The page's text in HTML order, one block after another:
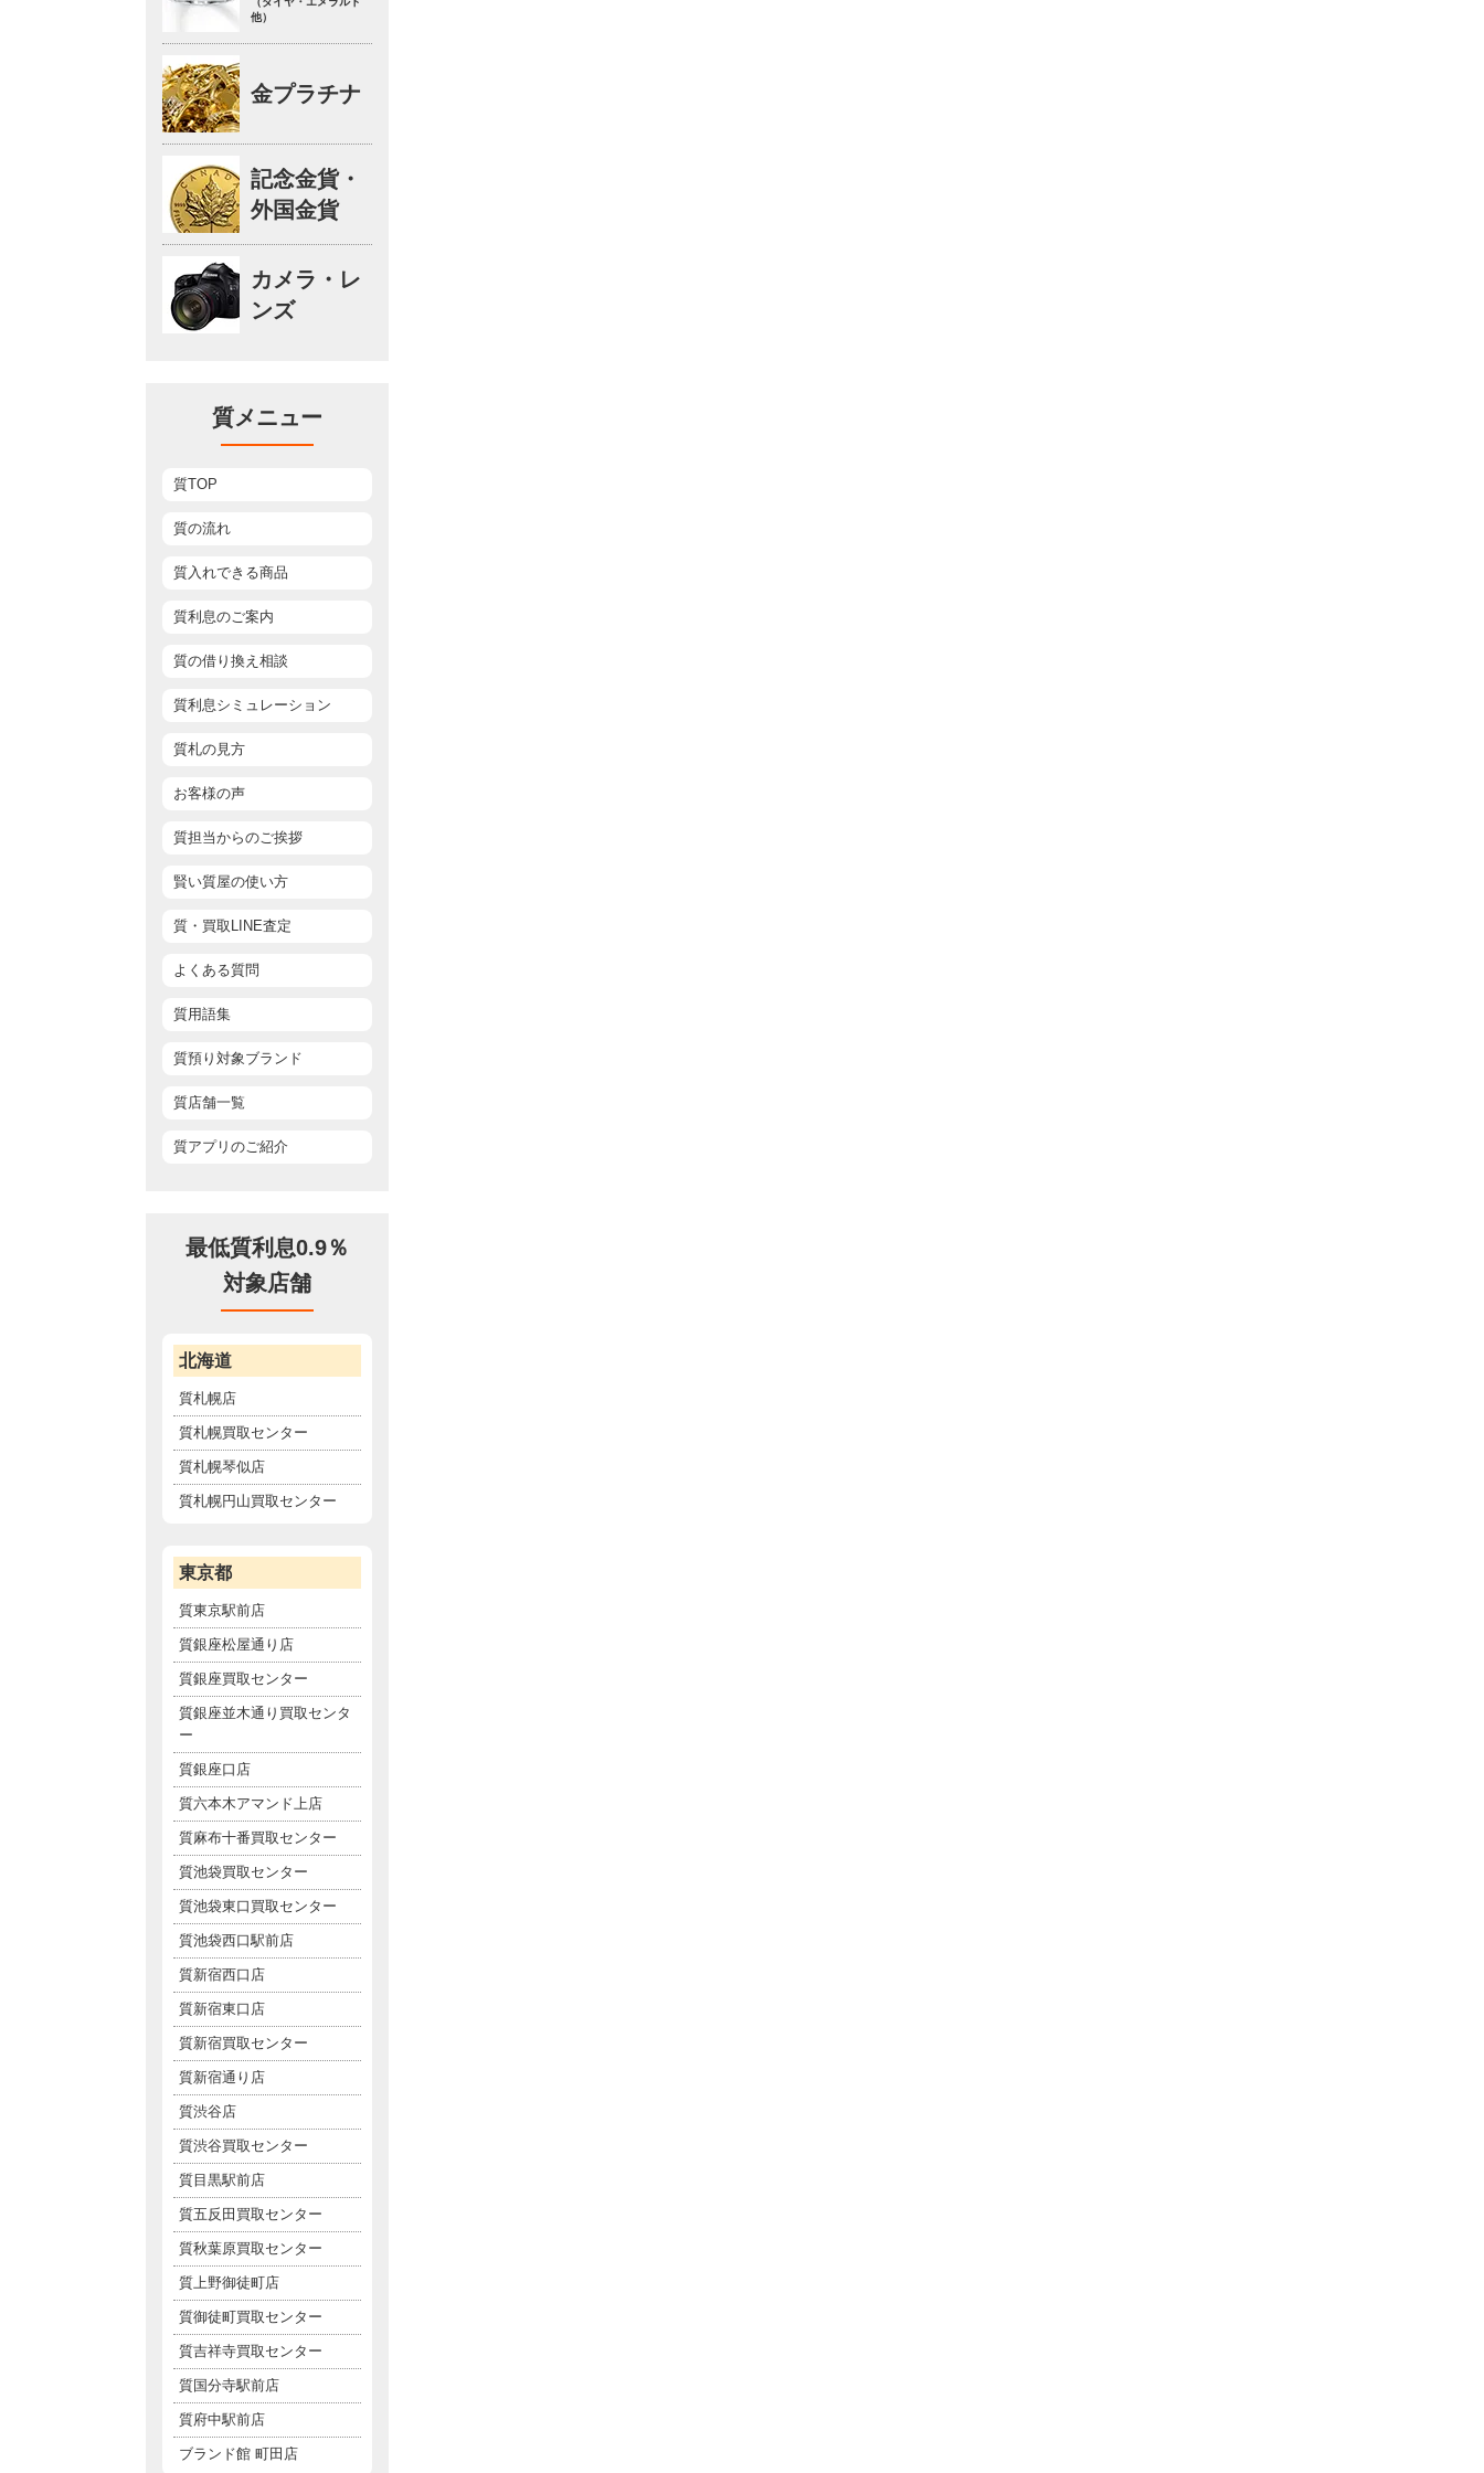
他）
金プラチナ
記念金貨・
外国金貨
カメラ・レ
ンズ
質メニュー
質TOP
質の流れ
質入れできる商品
質利息のご案内
質の借り換え相談
質利息シミュレーション
質札の見方
お客様の声
質担当からのご挨拶
賢い質屋の使い方
質・買取LINE査定
よくある質問
質用語集
質預り対象ブランド
質店舗一覧
質アプリのご紹介
最低質利息0.9％
対象店舗
北海道
質札幌店
質札幌買取センター
質札幌琴似店
質札幌円山買取センター
東京都
質東京駅前店
質銀座松屋通り店
質銀座買取センター
質銀座並木通り買取センタ
ー
質銀座口店
質六本木アマンド上店
質麻布十番買取センター
質池袋買取センター
質池袋東口買取センター
質池袋西口駅前店
質新宿西口店
質新宿東口店
質新宿買取センター
質新宿通り店
質渋谷店
質渋谷買取センター
質目黒駅前店
質五反田買取センター
質秋葉原買取センター
質上野御徒町店
質御徒町買取センター
質吉祥寺買取センター
質国分寺駅前店
質府中駅前店
ブランド館 町田店